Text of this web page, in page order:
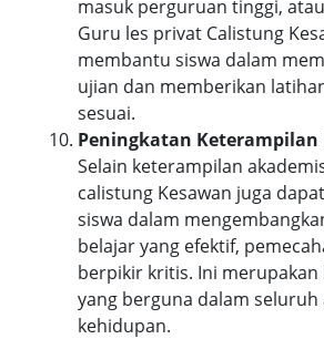
masuk perguruan tinggi,
Guru les privat Calistung
membantu siswa dalam
ujian dan memberikan
sesuai.
Peningkatan Keterampilan
Selain keterampilan
calistung Kesawan juga
siswa dalam
belajar yang efektif,
berpikir kritis. Ini
yang berguna dalam seluruh
kehidupan.